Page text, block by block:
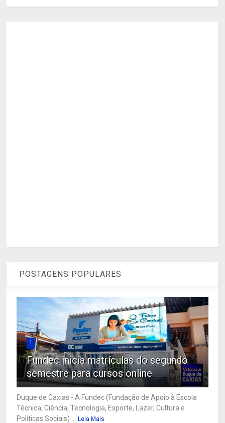
POSTAGENS POPULARES
1
Fundec inicia matrículas do segundo
semestre para cursos online
Duque de Caxias - A Fundec (Fundação de Apoio à Escola
Técnica, Ciência, Tecnologia, Esporte, Lazer, Cultura e
Políticas Sociais) ...
Leia Mais